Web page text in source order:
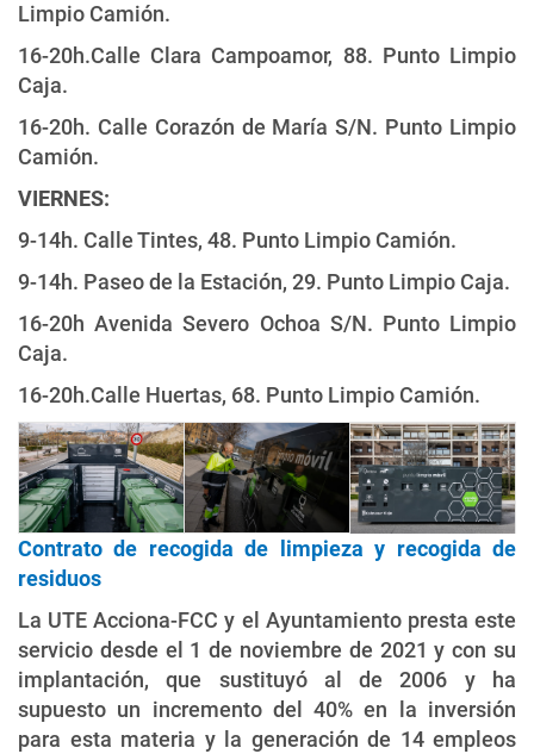
Limpio Camión.
16-20h.Calle Clara Campoamor, 88. Punto Limpio
Caja.
16-20h. Calle Corazón de María S/N. Punto Limpio
Camión.
VIERNES:
9-14h. Calle Tintes, 48. Punto Limpio Camión.
9-14h. Paseo de la Estación, 29. Punto Limpio Caja.
16-20h Avenida Severo Ochoa S/N. Punto Limpio
Caja.
16-20h.Calle Huertas, 68. Punto Limpio Camión.
Contrato de recogida de limpieza y recogida de
residuos
La UTE Acciona-FCC y el Ayuntamiento presta este
servicio desde el 1 de noviembre de 2021 y con su
implantación, que sustituyó al de 2006 y ha
supuesto un incremento del 40% en la inversión
para esta materia y la generación de 14 empleos